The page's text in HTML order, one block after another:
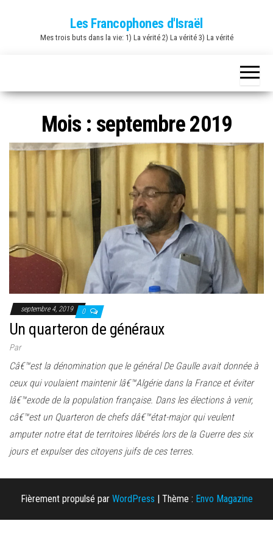
Les Francophones d'Israël
Mes trois buts dans la vie: 1) La vérité 2) La vérité 3) La vérité
Mois : septembre 2019
septembre 4, 2019 0
Un quarteron de généraux
Par
Câ€™est la dénomination que le général De Gaulle avait donnée à
ceux qui voulaient maintenir lâ€™Algérie dans la France et éviter
lâ€™exode de la population française. Dans les élections à venir,
câ€™est un Quarteron de chefs dâ€™état-major qui veulent
amputer notre état de territoires libérés lors de la Guerre des six
jours et expulser des citoyens juifs de ces terres.
Fièrement propulsé par WordPress | Thème : Envo Magazine